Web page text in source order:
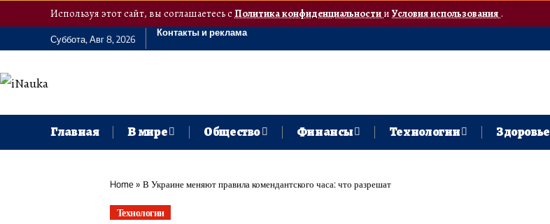
Используя этот сайт, вы соглашаетесь сПолитика конфиденциальностии Условия использования.
Суббота, Авг 8, 2026
Контакты и реклама
Главная В мире Общество Финансы Технологии Здоровье
Home» В Украине меняют правила комендантского часа: что разрешат
Технологии